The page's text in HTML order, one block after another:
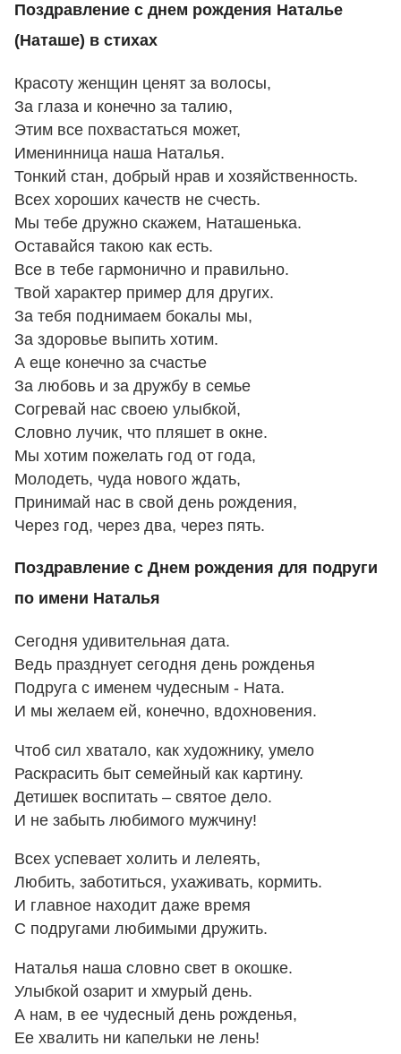
Поздравление с днем рождения Наталье
(Наташе) в стихах
Красоту женщин ценят за волосы,
За глаза и конечно за талию,
Этим все похвастаться может,
Именинница наша Наталья.
Тонкий стан, добрый нрав и хозяйственность.
Всех хороших качеств не счесть.
Мы тебе дружно скажем, Наташенька.
Оставайся такою как есть.
Все в тебе гармонично и правильно.
Твой характер пример для других.
За тебя поднимаем бокалы мы,
За здоровье выпить хотим.
А еще конечно за счастье
За любовь и за дружбу в семье
Согревай нас своею улыбкой,
Словно лучик, что пляшет в окне.
Мы хотим пожелать год от года,
Молодеть, чуда нового ждать,
Принимай нас в свой день рождения,
Через год, через два, через пять.
Поздравление с Днем рождения для подруги
по имени Наталья
Сегодня удивительная дата.
Ведь празднует сегодня день рожденья
Подруга с именем чудесным - Ната.
И мы желаем ей, конечно, вдохновения.
Чтоб сил хватало, как художнику, умело
Раскрасить быт семейный как картину.
Детишек воспитать – святое дело.
И не забыть любимого мужчину!
Всех успевает холить и лелеять,
Любить, заботиться, ухаживать, кормить.
И главное находит даже время
С подругами любимыми дружить.
Наталья наша словно свет в окошке.
Улыбкой озарит и хмурый день.
А нам, в ее чудесный день рожденья,
Ее хвалить ни капельки не лень!